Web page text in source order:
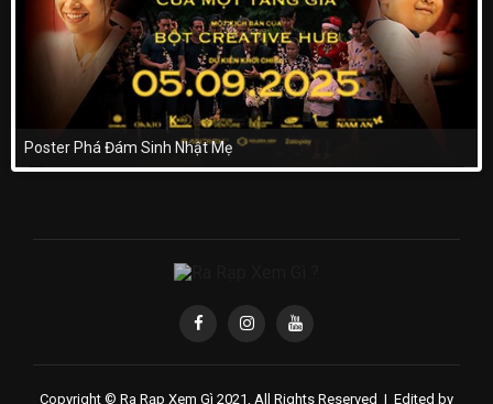
Poster Phá Đám Sinh Nhật Mẹ
Copyright © Ra Rạp Xem Gì 2021, All Rights Reserved | Edited by